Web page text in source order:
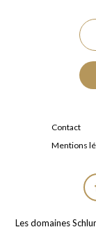
Contact
Mentions
Les domaines